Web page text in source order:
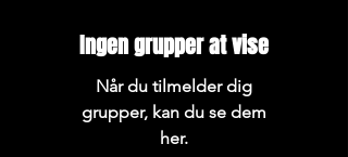
Ingen grupper at vise
Når du tilmelder dig
grupper, kan du se dem
her.